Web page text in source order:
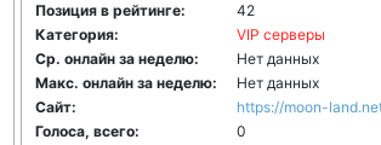
Позиция в рейтинге:
42
Категория:
VIP серверы
Ср. онлайн за неделю:
Нет данных
Макс. онлайн за неделю:
Нет данных
Сайт:
https://moon-
Голоса, всего:
0